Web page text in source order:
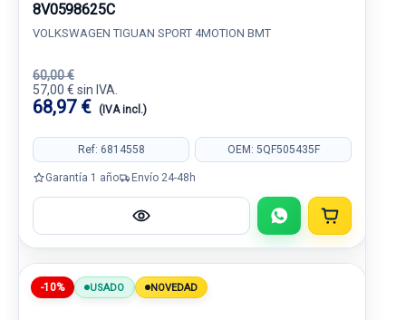
8V0598625C
VOLKSWAGEN TIGUAN SPORT 4MOTION BMT
60,00 €
57,00 € sin IVA.
68,97 € (IVA incl.)
Ref: 6814558 OEM: 5QF505435F
Garantía 1 año Envío 24-48h
-10% USADO NOVEDAD